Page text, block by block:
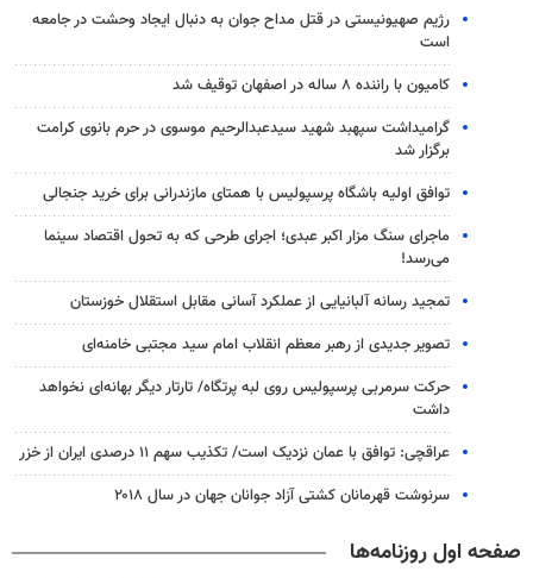
رژیم صهیونیستی در قتل مداح جوان به دنبال ایجاد وحشت در جامعه
است
کامیون با راننده ۸ ساله در اصفهان توقیف شد
گرامیداشت سپهبد شهید سیدعبدالرحیم موسوی در حرم بانوی کرامت
برگزار شد
توافق اولیه باشگاه پرسپولیس با همتای مازندرانی برای خرید جنجالی
ماجرای سنگ مزار اکبر عبدی؛ اجرای طرحی که به تحول اقتصاد سینما
می‌رسد!
تمجید رسانه آلبانیایی از عملکرد آسانی مقابل استقلال خوزستان
تصویر جدیدی از رهبر معظم انقلاب امام سید مجتبی خامنه‌ای
حرکت سرمربی پرسپولیس روی لبه پرتگاه/ تارتار دیگر بهانه‌ای نخواهد
داشت
عراقچی: توافق با عمان نزدیک است/ تکذیب سهم ۱۱ درصدی ایران از خزر
سرنوشت قهرمانان کشتی آزاد جوانان جهان در سال ۲۰۱۸
صفحه اول روزنامه‌ها